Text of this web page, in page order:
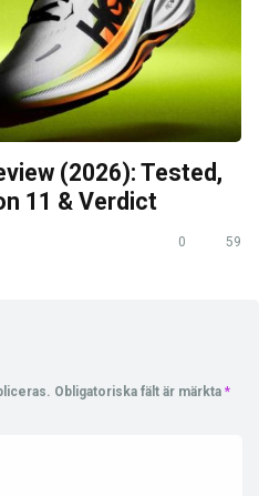
(2026): Tested,
11 & Verdict
0 59
Obligatoriska fält är märkta *